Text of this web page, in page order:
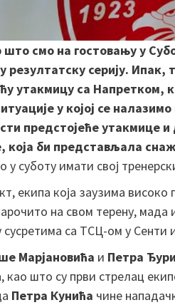
што смо на гостовању у
серију. Ипак,
утакмицу са Напретком,
у којој се
предстојеће утакмице
би представљала
у суботу имати свој
екипа која заузима
на свом терену,
са ТСЦ-ом у
Марјановића и Петра
што су први стрелац
Петра Кунића чине